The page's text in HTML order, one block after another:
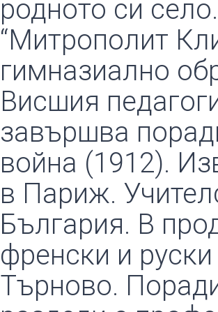
родното си
“Митрополит
гимназиално
Висшия
завършва
война (1912).
в Париж.
България. В
френски и
Търново.